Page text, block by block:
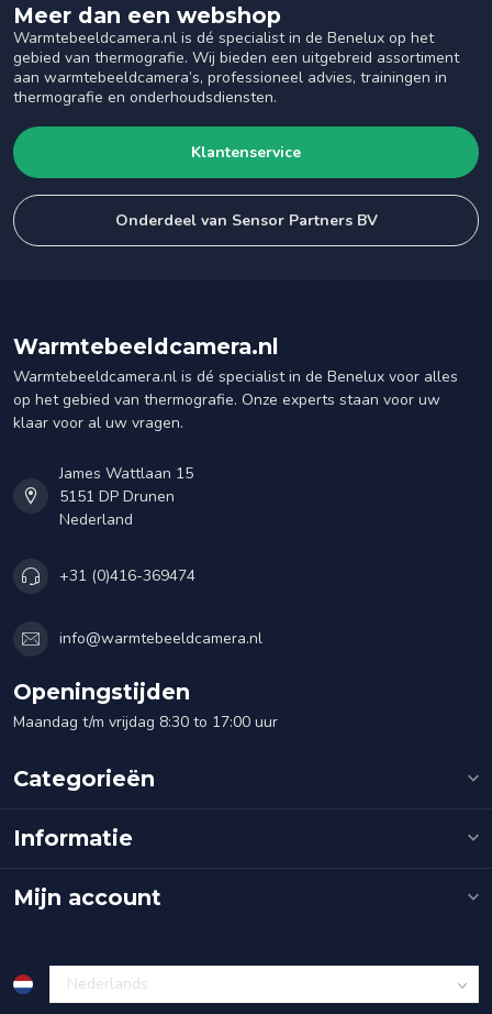
Meer dan een webshop
Warmtebeeldcamera.nl is dé specialist in de Benelux op het
gebied van thermografie. Wij bieden een uitgebreid assortiment
aan warmtebeeldcamera’s, professioneel advies, trainingen in
thermografie en onderhoudsdiensten.
Klantenservice
Onderdeel van Sensor Partners BV
Warmtebeeldcamera.nl
Warmtebeeldcamera.nl is dé specialist in de Benelux voor alles
op het gebied van thermografie. Onze experts staan voor uw
klaar voor al uw vragen.
James Wattlaan 15
5151 DP Drunen
Nederland
+31 (0)416-369474
info@warmtebeeldcamera.nl
Openingstijden
Maandag t/m vrijdag 8:30 to 17:00 uur
Categorieën
Informatie
Mijn account